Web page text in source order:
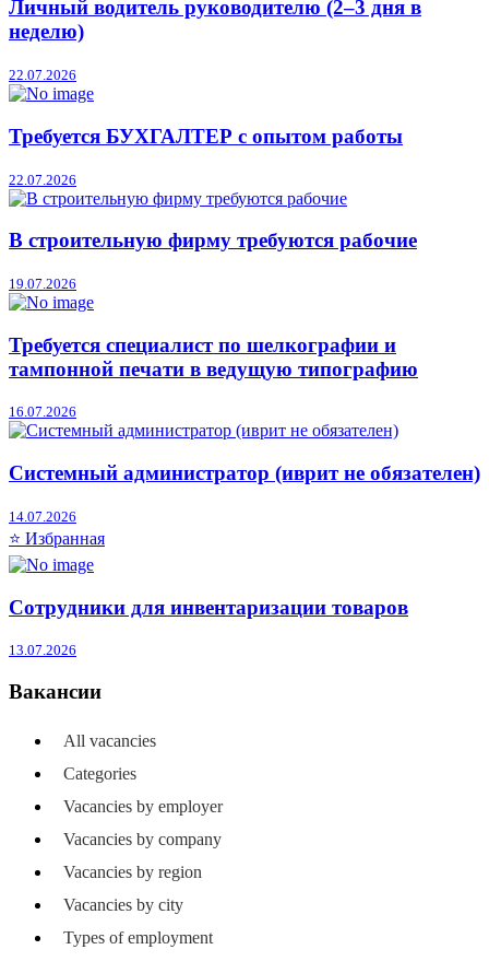
Личный водитель руководителю (2–3 дня в
неделю)
22.07.2026
Требуется БУХГАЛТЕР с опытом работы
22.07.2026
В строительную фирму требуются рабочие
19.07.2026
Требуется специалист по шелкографии и
тампонной печати в ведущую типографию
16.07.2026
Системный администратор (иврит не обязателен)
14.07.2026
⭐ Избранная
Сотрудники для инвентаризации товаров
13.07.2026
Вакансии
All vacancies
Categories
Vacancies by employer
Vacancies by company
Vacancies by region
Vacancies by city
Types of employment